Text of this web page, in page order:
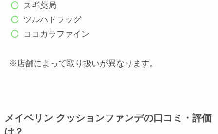
スギ薬局
ツルハドラッグ
ココカラファイン
※店舗によって取り扱いが異なります。
メイベリン クッションファンデの口コミ・評価
は？